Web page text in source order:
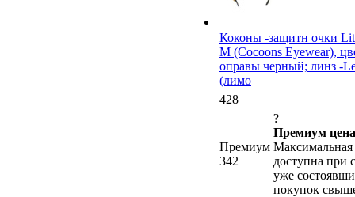
Коконы -защитн очки
M (Cocoons Eyewear),
оправы черный; линз -
(лимо
428
Премиум
342
?
Премиум
доступна при
уже
покупок